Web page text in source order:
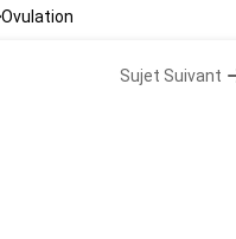
Ovulation
Sujet Suivant